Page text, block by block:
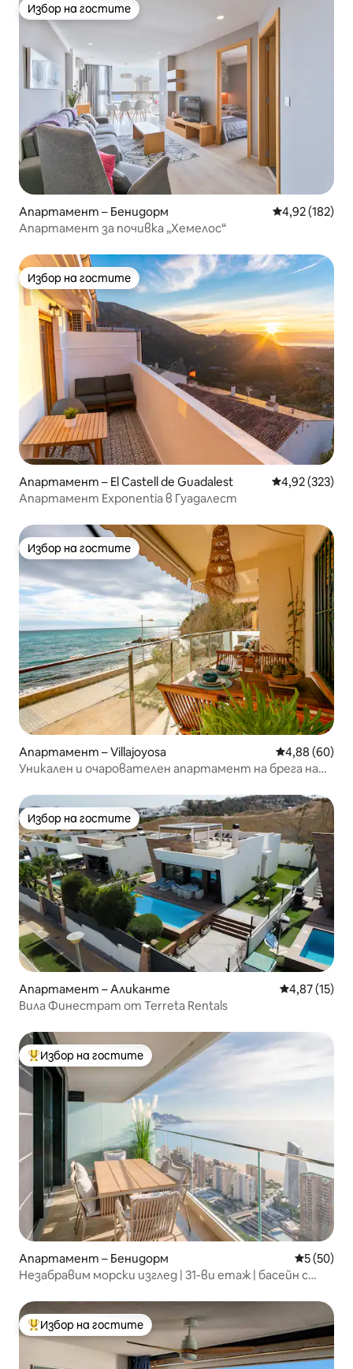
Избор на гостите
Избор на гостите
Апартамент – Бенидорм Средна
4,92 (182)
Апартамент за почивка „Хемелос“
Избор на гостите
Избор на гостите
Апартамент – El Castell de Guadalest Средна
4,92 (323)
Апартамент Exponentia в Гуадалест
Избор на гостите
Избор на гостите
Апартамент – Villajoyosa Средна
4,88 (60)
Уникален и очарователен апартамент на брега на
Избор на гостите
Избор на гостите
Апартамент – Аликанте Средна
4,87 (15)
Вила Финестрат от Terreta Rentals
Най-популярен избор на гостите
Избор на гостите
Апартамент – Бенидорм Средна
5 (50)
Незабравим морски изглед | 31-ви етаж | басейн с
Най-популярен избор на гостите
Избор на гостите